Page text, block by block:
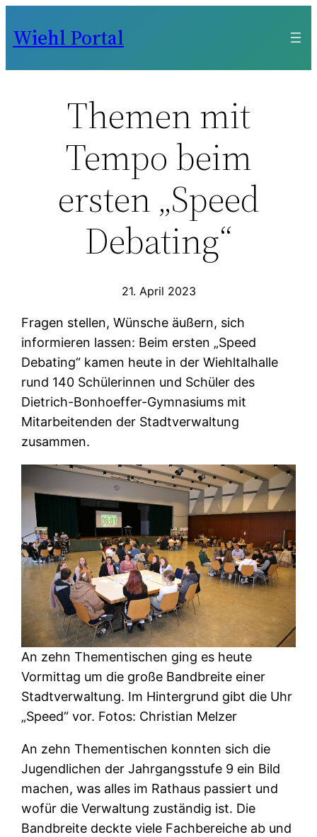
Inhalt
Wiehl Portal
Themen mit
Tempo beim
ersten „Speed
Debating“
21. April 2023
Fragen stellen, Wünsche äußern, sich
informieren lassen: Beim ersten „Speed
Debating“ kamen heute in der Wiehltalhalle
rund 140 Schülerinnen und Schüler des
Dietrich-Bonhoeffer-Gymnasiums mit
Mitarbeitenden der Stadtverwaltung
zusammen.
An zehn Thementischen ging es heute
Vormittag um die große Bandbreite einer
Stadtverwaltung. Im Hintergrund gibt die Uhr
„Speed“ vor. Fotos: Christian Melzer
An zehn Thementischen konnten sich die
Jugendlichen der Jahrgangsstufe 9 ein Bild
machen, was alles im Rathaus passiert und
wofür die Verwaltung zuständig ist. Die
Bandbreite deckte viele Fachbereiche ab und